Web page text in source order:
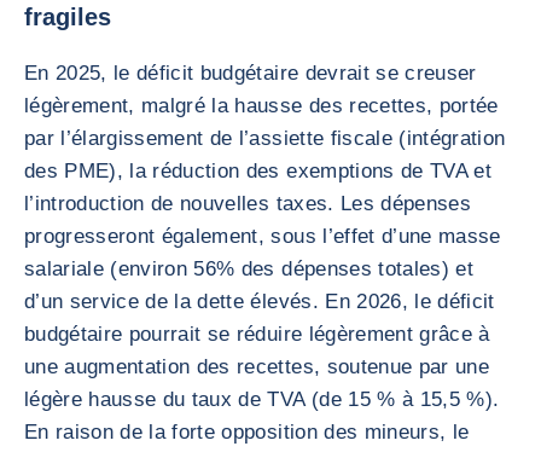
fragiles
En 2025, le déficit budgétaire devrait se creuser
légèrement, malgré la hausse des recettes, portée
par l’élargissement de l’assiette fiscale (intégration
des PME), la réduction des exemptions de TVA et
l’introduction de nouvelles taxes. Les dépenses
progresseront également, sous l’effet d’une masse
salariale (environ 56% des dépenses totales) et
d’un service de la dette élevés. En 2026, le déficit
budgétaire pourrait se réduire légèrement grâce à
une augmentation des recettes, soutenue par une
légère hausse du taux de TVA (de 15 % à 15,5 %).
En raison de la forte opposition des mineurs, le